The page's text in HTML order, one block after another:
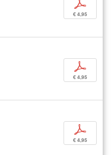
p
€ 4,95
p
€ 4,95
p
€ 4,95